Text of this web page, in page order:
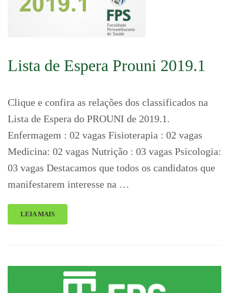
Lista de Espera Prouni 2019.1
Clique e confira as relações dos classificados na
Lista de Espera do PROUNI de 2019.1.
Enfermagem : 02 vagas Fisioterapia : 02 vagas
Medicina: 02 vagas Nutrição : 03 vagas Psicologia:
03 vagas Destacamos que todos os candidatos que
manifestarem interesse na …
LEIA MAIS